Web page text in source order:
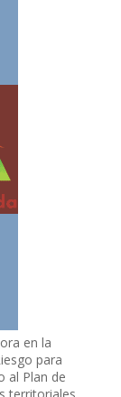
en la
para
al Plan de